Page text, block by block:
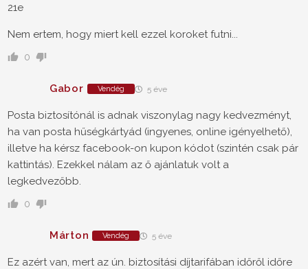
21e
Nem ertem, hogy miert kell ezzel koroket futni...
0
Gabor Vendég 5 éve
Posta biztosítónál is adnak viszonylag nagy kedvezményt,
ha van posta hűségkártyád (ingyenes, online igényelhető),
illetve ha kérsz facebook-on kupon kódot (szintén csak pár
kattintás). Ezekkel nálam az ő ajánlatuk volt a
legkedvezőbb.
0
Márton Vendég 5 éve
Ez azért van, mert az ún. biztosítási díjtarifában időről időre